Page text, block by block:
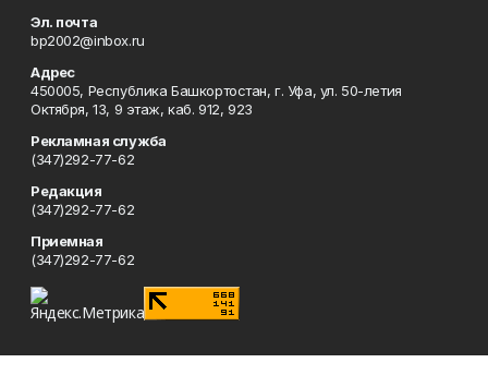
Эл. почта
bp2002@inbox.ru
Адрес
450005, Республика Башкортостан, г. Уфа, ул. 50-летия
Октября, 13, 9 этаж, каб. 912, 923
Рекламная служба
(347)292-77-62
Редакция
(347)292-77-62
Приемная
(347)292-77-62